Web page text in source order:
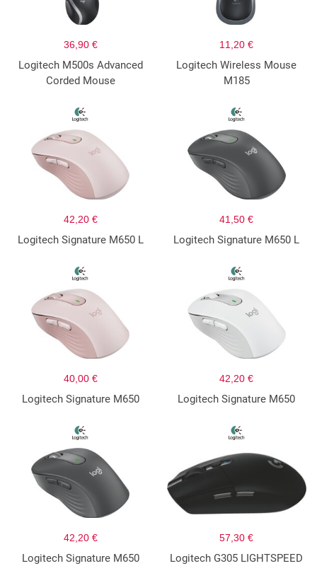
36,90 €
Logitech M500s Advanced
Corded Mouse
11,20 €
Logitech Wireless Mouse
M185
42,20 €
Logitech Signature M650 L
41,50 €
Logitech Signature M650 L
40,00 €
Logitech Signature M650
42,20 €
Logitech Signature M650
42,20 €
Logitech Signature M650
57,30 €
Logitech G305 LIGHTSPEED